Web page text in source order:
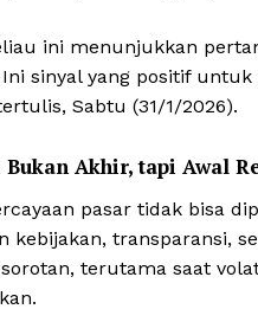
ini menunjukkan
sinyal yang positif
Sabtu (31/1/2026).
Akhir, tapi Awal
pasar tidak bisa
kebijakan, transparansi,
terutama saat